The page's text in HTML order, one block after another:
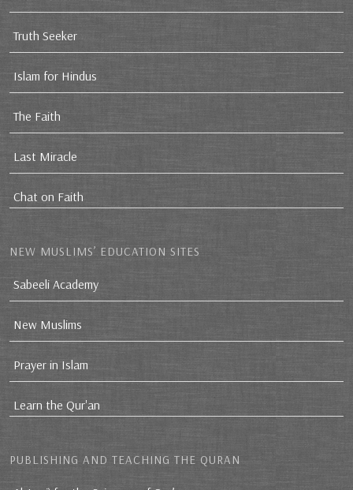
Truth Seeker
Islam for Hindus
The Faith
Last Miracle
Chat on Faith
NEW MUSLIMS’ EDUCATION SITES
Sabeeli Academy
New Muslims
Prayer in Islam
Learn the Qur'an
PUBLISHING AND TEACHING THE QURAN